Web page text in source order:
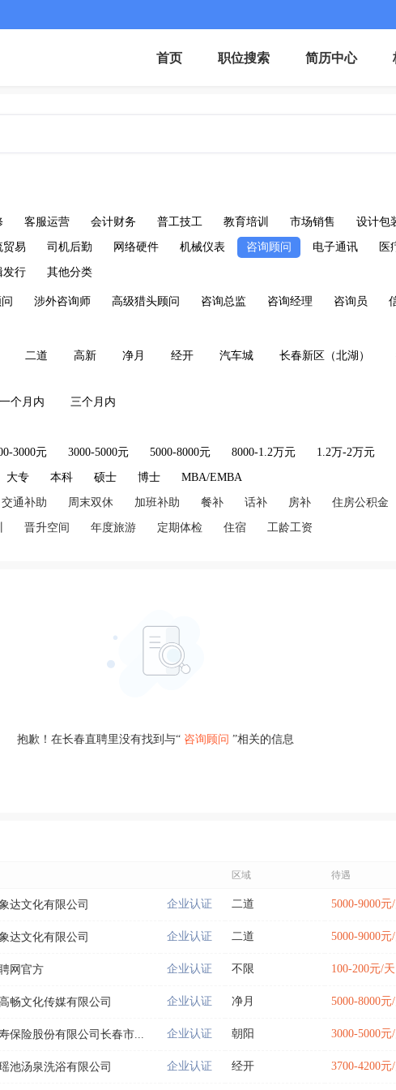
首页 职位搜索 简历中心
客服运营 会计财务 普工技工 教育培训 市场销售 设计包
贸易 司机后勤 网络硬件 机械仪表 咨询顾问 电子通讯 医
发行 其他分类
涉外咨询师 高级猎头顾问 咨询总监 咨询经理 咨询员
二道 高新 净月 经开 汽车城 长春新区（北湖）
一个月内 三个月内
3000元 3000-5000元 5000-8000元 8000-1.2万元 1.2万-2万元
大专 本科 硕士 博士 MBA/EMBA
交通补助 周末双休 加班补助 餐补 话补 房补 住房公积金
晋升空间 年度旅游 定期体检 住宿 工龄工资
抱歉！在长春直聘里没有找到与“ 咨询顾问 ”相关的信息
区域 待遇
达文化有限公司 企业认证 二道 5000-9000元/
达文化有限公司 企业认证 二道 5000-9000元/
网官方 企业认证 不限 100-200元/
畅文化传媒有限公司 企业认证 净月 5000-8000元/
保险股份有限公司长春市... 企业认证 朝阳 3000-5000元/
池汤泉洗浴有限公司 企业认证 经开 3700-4200元/